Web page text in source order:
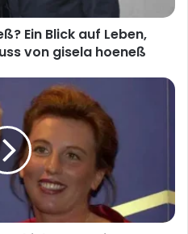
Ein Blick auf Leben,
von gisela hoeneß